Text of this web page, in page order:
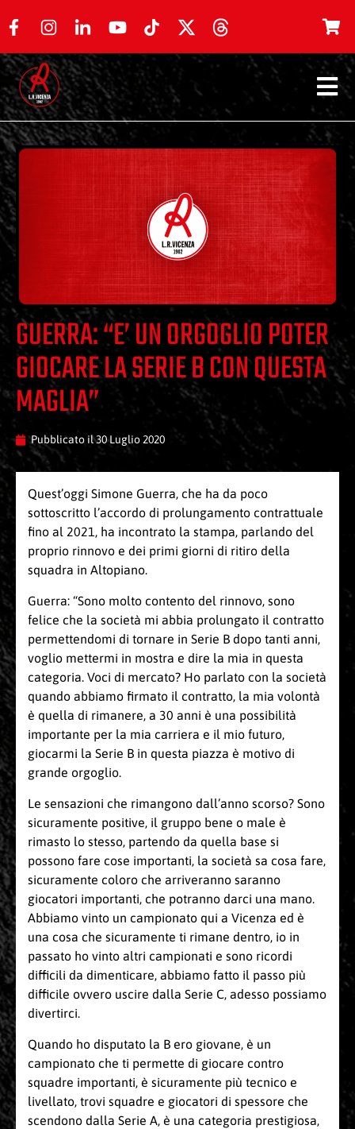
GUERRA: “E’ UN ORGOGLIO POTER
GIOCARE LA SERIE B CON QUESTA
MAGLIA”
Pubblicato il30 Luglio 2020
Quest’oggi Simone Guerra, che ha da poco
sottoscritto l’accordo di prolungamento contrattuale
fino al 2021, ha incontrato la stampa, parlando del
proprio rinnovo e dei primi giorni di ritiro della
squadra in Altopiano.
Guerra: “Sono molto contento del rinnovo, sono
felice che la società mi abbia prolungato il contratto
permettendomi di tornare in Serie B dopo tanti anni,
voglio mettermi in mostra e dire la mia in questa
categoria. Voci di mercato? Ho parlato con la società
quando abbiamo firmato il contratto, la mia volontà
è quella di rimanere, a 30 anni è una possibilità
importante per la mia carriera e il mio futuro,
giocarmi la Serie B in questa piazza è motivo di
grande orgoglio.
Le sensazioni che rimangono dall’anno scorso? Sono
sicuramente positive, il gruppo bene o male è
rimasto lo stesso, partendo da quella base si
possono fare cose importanti, la società sa cosa fare,
sicuramente coloro che arriveranno saranno
giocatori importanti, che potranno darci una mano.
Abbiamo vinto un campionato qui a Vicenza ed è
una cosa che sicuramente ti rimane dentro, io in
passato ho vinto altri campionati e sono ricordi
difficili da dimenticare, abbiamo fatto il passo più
difficile ovvero uscire dalla Serie C, adesso possiamo
divertirci.
Quando ho disputato la B ero giovane, è un
campionato che ti permette di giocare contro
squadre importanti, è sicuramente più tecnico e
livellato, trovi squadre e giocatori di spessore che
scendono dalla Serie A, è una categoria prestigiosa,